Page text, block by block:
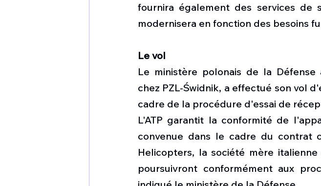
fournira également des services
modernisera en fonction des besoins
Le vol
Le ministère polonais de la
chez PZL-Świdnik, a effectué son vol
cadre de la procédure d'essai de
L'ATP garantit la conformité de
convenue dans le cadre du contrat
Helicopters, la société mère
poursuivront conformément aux